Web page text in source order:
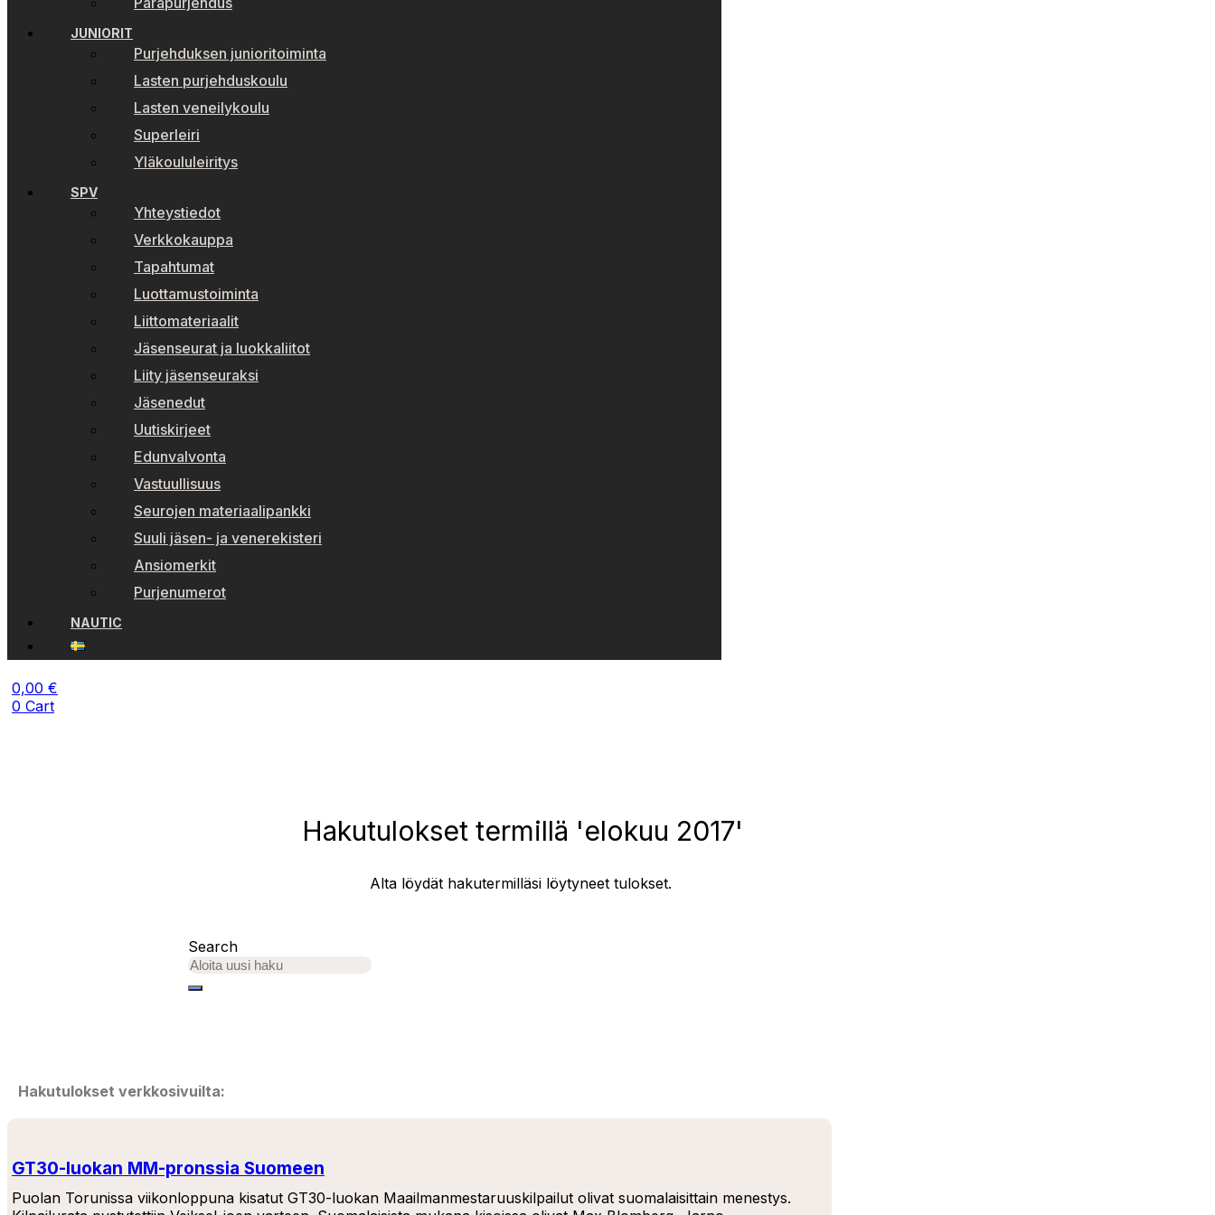
JUNIORIT
Purjehduksen junioritoiminta
Lasten purjehduskoulu
Lasten veneilykoulu
Superleiri
Yläkoululeiritys
SPV
Yhteystiedot
Verkkokauppa
Tapahtumat
Luottamustoiminta
Liittomateriaalit
Jäsenseurat ja luokkaliitot
Liity jäsenseuraksi
Jäsenedut
Uutiskirjeet
Edunvalvonta
Vastuullisuus
Seurojen materiaalipankki
Suuli jäsen- ja venerekisteri
Ansiomerkit
Purjenumerot
NAUTIC
0,00 €
0 Cart
Hakutulokset termillä 'elokuu 2017'
Alta löydät hakutermilläsi löytyneet tulokset.
Search
Hakutulokset verkkosivuilta:
GT30-luokan MM-pronssia Suomeen
Puolan Torunissa viikonloppuna kisatut GT30-luokan Maailmanmestaruuskilpailut olivat suomalaisittain menestys.